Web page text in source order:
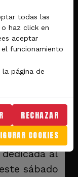
de las 6h Vespa
casi
la
Vespa
al
sábado
todas las
haz click en
aceptar
funcionamiento
página de
RECHAZAR
COOKIES